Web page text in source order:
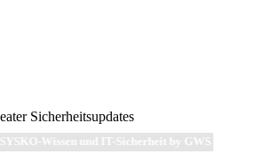
Sicherheitsupdates
Wissen und IT-Sicherheit by GWS